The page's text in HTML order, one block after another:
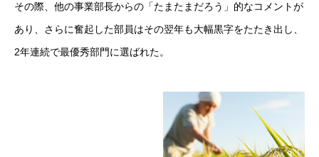
その際、他の事業部長からの「たまたまだろう」的なコメントが
あり、さらに奮起した部員はその翌年も大幅黒字をたたき出し、
2年連続で最優秀部門に選ばれた。